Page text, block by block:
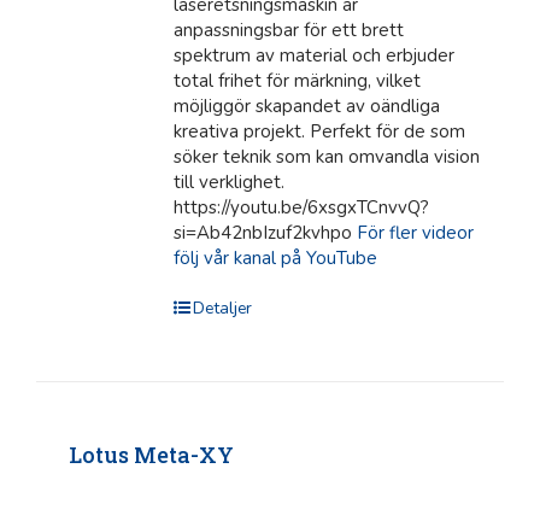
anpassningsbar för ett brett
spektrum av material och erbjuder
total frihet för märkning, vilket
möjliggör skapandet av oändliga
kreativa projekt. Perfekt för de som
söker teknik som kan omvandla vision
till verklighet.
https://youtu.be/6xsgxTCnvvQ?
si=Ab42nbIzuf2kvhpo För fler videor
följ vår kanal på YouTube
Detaljer
Lotus Meta-XY